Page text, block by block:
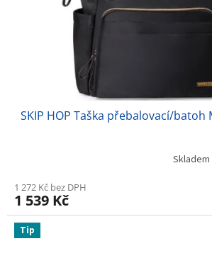
SKIP HOP Taška přebalovací/batoh
1 272 Kč bez DPH
1 539 Kč
Tip